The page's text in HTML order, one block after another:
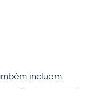
incluem